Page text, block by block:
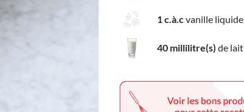
1 c.à.c vanille liquide
40 millilitre(s) de lait